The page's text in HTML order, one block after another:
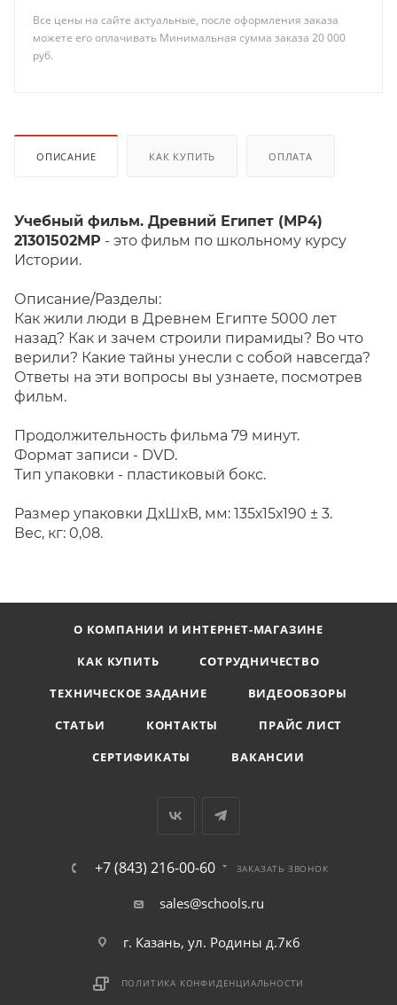
Все цены на сайте актуальные, после оформления заказа
можете его оплачивать Минимальная сумма заказа 20 000
руб.
ОПИСАНИЕ КАК КУПИТЬ ОПЛАТА
Учебный фильм. Древний Египет (МР4)
21301502МР - это фильм по школьному курсу
Истории.
Описание/Разделы:
Как жили люди в Древнем Египте 5000 лет
назад? Как и зачем строили пирамиды? Во что
верили? Какие тайны унесли с собой навсегда?
Ответы на эти вопросы вы узнаете, посмотрев
фильм.
Продолжительность фильма 79 минут.
Формат записи - DVD.
Тип упаковки - пластиковый бокс.
Размер упаковки ДхШхВ, мм: 135х15х190 ± 3.
Вес, кг: 0,08.
О КОМПАНИИ И ИНТЕРНЕТ-МАГАЗИНЕ
КАК КУПИТЬ
СОТРУДНИЧЕСТВО
ТЕХНИЧЕСКОЕ ЗАДАНИЕ
ВИДЕООБЗОРЫ
СТАТЬИ
КОНТАКТЫ
ПРАЙС ЛИСТ
СЕРТИФИКАТЫ
ВАКАНСИИ
+7 (843) 216-00-60 ЗАКАЗАТЬ ЗВОНОК
sales@schools.ru
г. Казань, ул. Родины д.7к6
ПОЛИТИКА КОНФИДЕНЦИАЛЬНОСТИ